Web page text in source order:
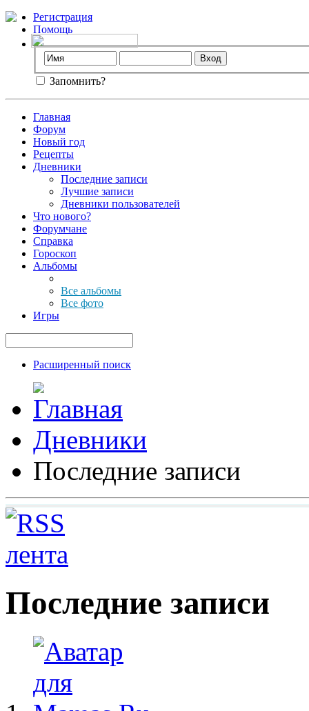
Регистрация
Помощь
Запомнить?
Главная
Форум
Новый год
Рецепты
Дневники
Последние записи
Лучшие записи
Дневники пользователей
Что нового?
Форумчане
Справка
Гороскоп
Альбомы
Все альбомы
Все фото
Игры
Расширенный поиск
Дневники
Последние записи
Последние записи